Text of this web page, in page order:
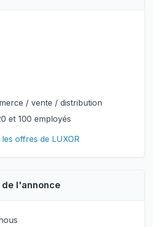
/ vente / distribution
et 100 employés
offres de LUXOR
l'annonce